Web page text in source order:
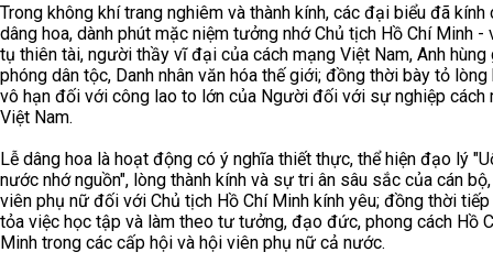
Trong không khí trang nghiêm và thành kính, các đại biểu đã kính
dâng hoa, dành phút mặc niệm tưởng nhớ Chủ tịch Hồ Chí Minh -
tụ thiên tài, người thầy vĩ đại của cách mạng Việt Nam, Anh hùng
phóng dân tộc, Danh nhân văn hóa thế giới; đồng thời bày tỏ lòng
vô hạn đối với công lao to lớn của Người đối với sự nghiệp cách
Việt Nam.
Lễ dâng hoa là hoạt động có ý nghĩa thiết thực, thể hiện đạo lý
nước nhớ nguồn", lòng thành kính và sự tri ân sâu sắc của cán
viên phụ nữ đối với Chủ tịch Hồ Chí Minh kính yêu; đồng thời
tỏa việc học tập và làm theo tư tưởng, đạo đức, phong cách Hồ
Minh trong các cấp hội và hội viên phụ nữ cả nước.